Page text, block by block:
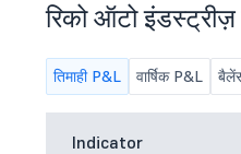
रिको ऑटो इंडस्ट्रीज़
तिमाही P&L वार्षिक P&L
Indicator